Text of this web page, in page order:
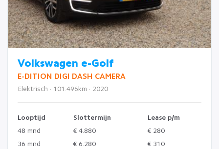
Volkswagen e-Golf
E-DITION DIGI DASH CAMERA
Elektrisch · 101.496km · 2020
Looptijd Slottermijn
Lease p/m
48 mnd
€ 4.880
€ 280
36 mnd
€ 6.280
€ 310